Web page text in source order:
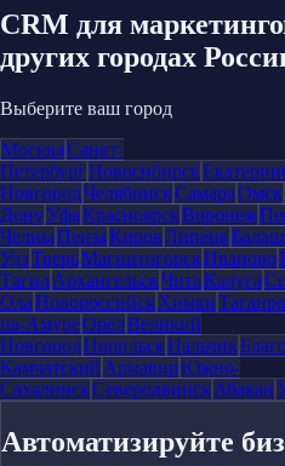
CRM для
других городах
Выберите ваш город
МоскваСанкт-
ПетербургНовосибирск
НовгородЧелябинскСамараОмск
ДонуУфаКрасноярскВоронеж
ЧелныПензаКировЛипецк
УдэТверьМагнитогорскИваново
ТагилАрхангельскЧитаКалуга
ОлаНовороссийскХимки
на-АмуреОрёлВеликий
НовгородНорильскНальчик
Камчатский АрмавирЮжно-
СахалинскСеверодвинскАбакан
Автоматизируйте